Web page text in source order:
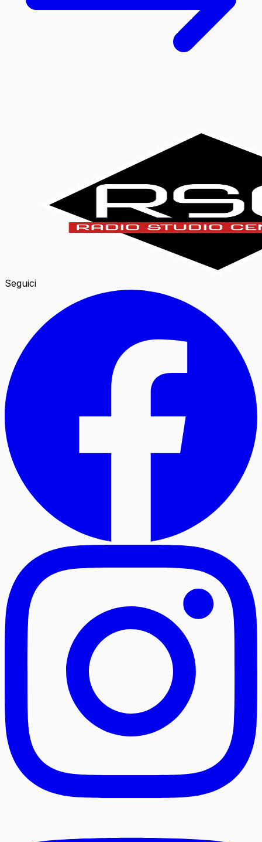
Seguici